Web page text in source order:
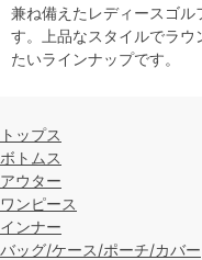
兼ね備えたレディースゴル
す。上品なスタイルでラウ
たいラインナップです。
トップス
ボトムス
アウター
ワンピース
インナー
バッグ/ケース/ポーチ/カバー